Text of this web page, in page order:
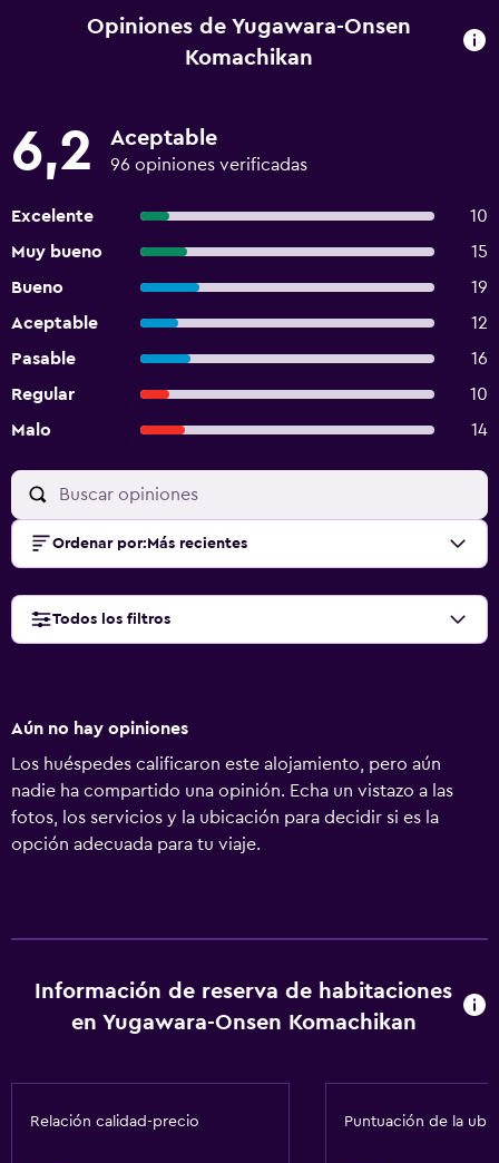
Opiniones de Yugawara-Onsen
Komachikan
6,2 Aceptable
96 opiniones verificadas
Excelente
10
Muy bueno
15
Bueno
19
Aceptable
12
Pasable
16
Regular
10
Malo
14
Ordenar por: Más recientes
Todos los filtros
Aún no hay opiniones
Los huéspedes calificaron este alojamiento, pero aún
nadie ha compartido una opinión. Echa un vistazo a las
fotos, los servicios y la ubicación para decidir si es la
opción adecuada para tu viaje.
Información de reserva de habitaciones
en Yugawara-Onsen Komachikan
Relación calidad-precio Puntuación de la